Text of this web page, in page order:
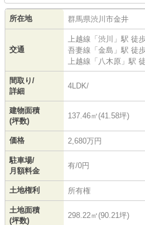
所在地 群馬県渋川市金井
交通
上越線 「 渋川 」駅 徒
吾妻線 「 金島 」駅 徒
上越線 「 八木原 」駅
間取り/
詳細
4LDK/
建物面積
(坪数)
137.46㎡(41.58坪)
価格 2,680万円
駐車場/
月額料金
有/0円
土地権利 所有権
土地面積
(坪数)
298.22㎡(90.21坪)